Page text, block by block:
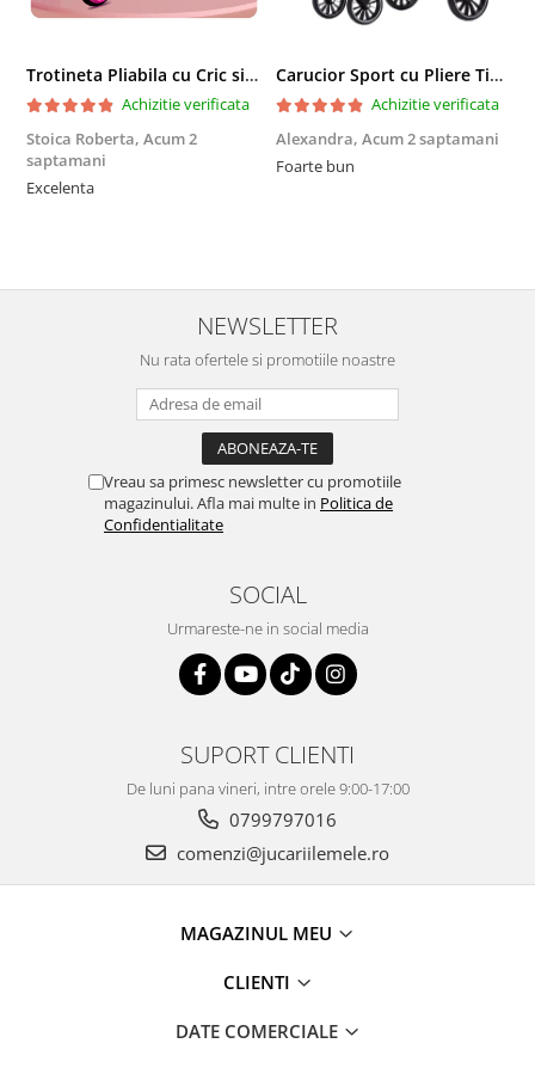
Trotineta Pliabila cu Cric si Maner Reglabil
Achizitie verificata
Stoica Roberta, Acum 2
saptamani
Excelenta
Carucior Sport cu Pliere Tip Troller si Maner Reversibil - Gri
Achizitie verificata
Alexandra, Acum 2 saptamani
Foarte bun
NEWSLETTER
Nu rata ofertele si promotiile noastre
Vreau sa primesc newsletter cu promotiile
magazinului. Afla mai multe in Politica de
Confidentialitate
SOCIAL
Urmareste-ne in social media
SUPORT CLIENTI
De luni pana vineri, intre orele 9:00-17:00
0799797016
comenzi@jucariilemele.ro
MAGAZINUL MEU
CLIENTI
DATE COMERCIALE